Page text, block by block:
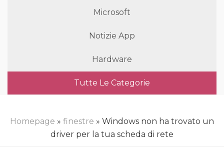
Microsoft
Notizie App
Hardware
Tutte Le Categorie
Homepage » finestre » Windows non ha trovato un
driver per la tua scheda di rete